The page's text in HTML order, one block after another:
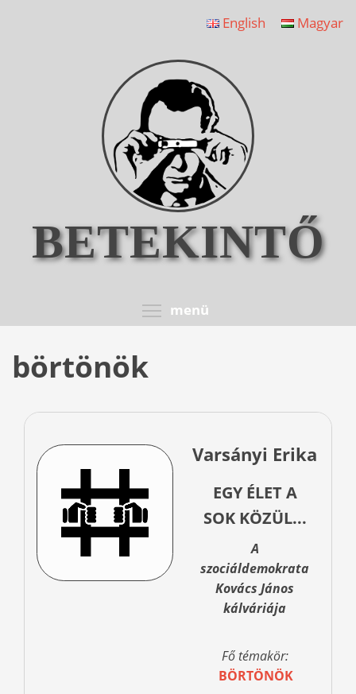
English Magyar
BETEKINTŐ
menü
börtönök
Varsányi Erika
EGY ÉLET A
SOK KÖZÜL...
A
szociáldemokrata
Kovács János
kálváriája
Fő témakör:
BÖRTÖNÖK